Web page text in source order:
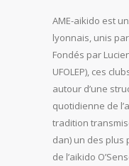
AME-aikido est
lyonnais, unis
Fondés par
UFOLEP), ces
autour d’une
quotidienne de
tradition
dan) un des
de l’aikido